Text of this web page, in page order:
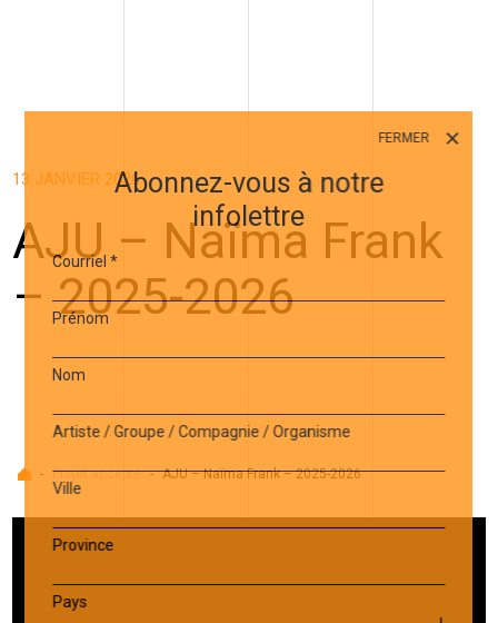
13 JANVIER 2026
AJU – Naïma Frank
– 2025-2026
Accueil
- Projet accepté - AJU – Naïma Frank – 2025-2026
FERMER
Abonnez-vous à notre
infolettre
Courriel*
Prénom
Nom
Artiste / Groupe / Compagnie / Organisme
Ville
Province
Pays